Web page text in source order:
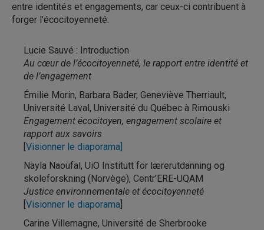
entre identités et engagements, car ceux-ci contribuent à
forger l’écocitoyenneté.
Lucie Sauvé : Introduction
Au cœur de l’écocitoyenneté, le rapport entre identité et
de l’engagement
Émilie Morin, Barbara Bader, Geneviève Therriault,
Université Laval, Université du Québec à Rimouski
Engagement écocitoyen, engagement scolaire et
rapport aux savoirs
Visionner le diaporama]
Nayla Naoufal, UiO Institutt for lærerutdanning og
skoleforskning (Norvège), Centr’ERE-UQAM
Justice environnementale et écocitoyenneté
Visionner le diaporama
Carine Villemagne, Université de Sherbrooke